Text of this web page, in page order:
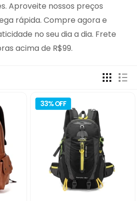
Aproveite nossos preços
rápida. Compre agora e
no seu dia a dia. Frete
acima de R$99.
33% OFF